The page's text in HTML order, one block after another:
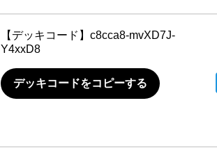
【デッキコード】 c8cca8-mvXD7J-
Y4xxD8
デッキコードをコピーする